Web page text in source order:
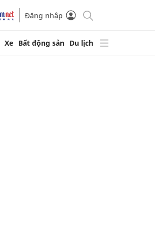
Đăng nhập
Xe Bất động sản Du lịch